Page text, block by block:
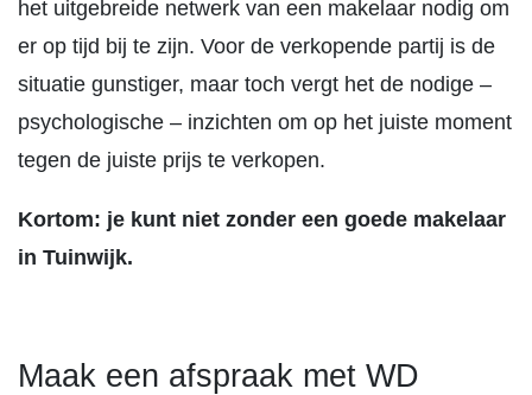
het uitgebreide netwerk van een makelaar nodig om
er op tijd bij te zijn. Voor de verkopende partij is de
situatie gunstiger, maar toch vergt het de nodige –
psychologische – inzichten om op het juiste moment
tegen de juiste prijs te verkopen.
Kortom: je kunt niet zonder een goede makelaar
in Tuinwijk.
Maak een afspraak met WD